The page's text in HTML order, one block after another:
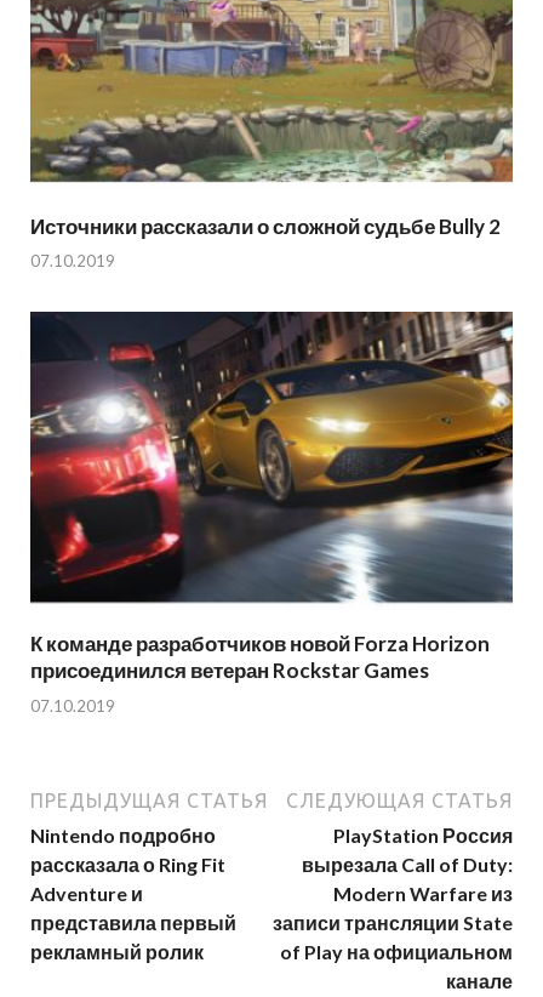
Источники рассказали о сложной судьбе Bully 2
07.10.2019
К команде разработчиков новой Forza Horizon
присоединился ветеран Rockstar Games
07.10.2019
ПРЕДЫДУЩАЯ СТАТЬЯ
Nintendo подробно
рассказала о Ring Fit
Adventure и
представила первый
рекламный ролик
СЛЕДУЮЩАЯ СТАТЬЯ
PlayStation Россия
вырезала Call of Duty:
Modern Warfare из
записи трансляции State
of Play на официальном
канале